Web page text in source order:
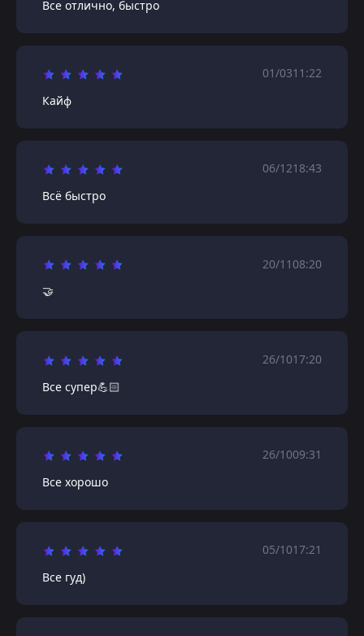
Все отлично, быстро
01/0311:22
Кайф
06/1218:43
Всё быстро
20/1108:20
🤝
26/1017:20
Все супер💪🏻
26/1009:31
Все хорошо
05/1017:21
Все гуд)